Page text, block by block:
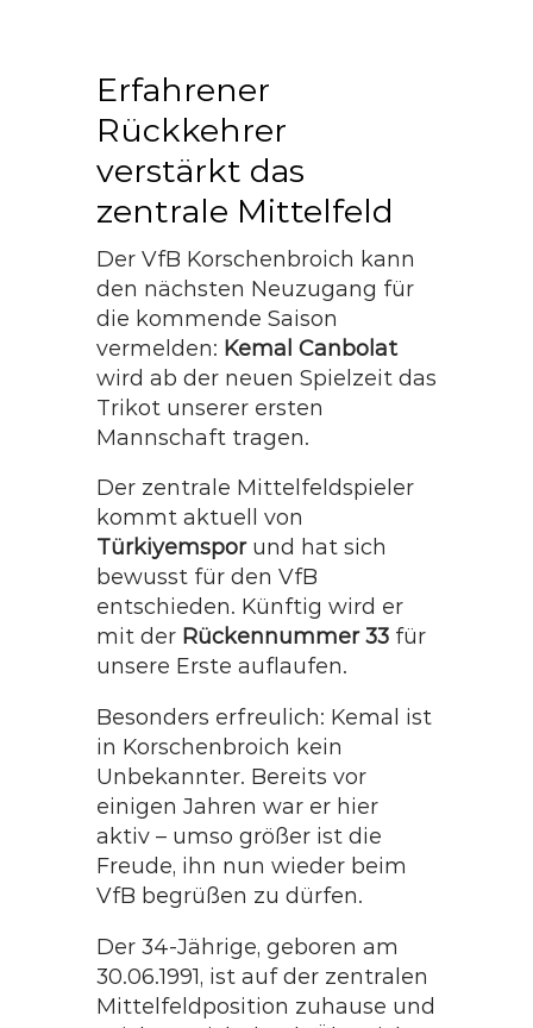
Erfahrener
Rückkehrer
verstärkt das
zentrale Mittelfeld
Der VfB Korschenbroich kann
den nächsten Neuzugang für
die kommende Saison
vermelden: Kemal Canbolat
wird ab der neuen Spielzeit das
Trikot unserer ersten
Mannschaft tragen.
Der zentrale Mittelfeldspieler
kommt aktuell von
Türkiyemsporund hat sich
bewusst für den VfB
entschieden. Künftig wird er
mit der Rückennummer 33für
unsere Erste auflaufen.
Besonders erfreulich: Kemal ist
in Korschenbroich kein
Unbekannter. Bereits vor
einigen Jahren war er hier
aktiv – umso größer ist die
Freude, ihn nun wieder beim
VfB begrüßen zu dürfen.
Der 34-Jährige, geboren am
30.06.1991, ist auf der zentralen
Mittelfeldposition zuhause und